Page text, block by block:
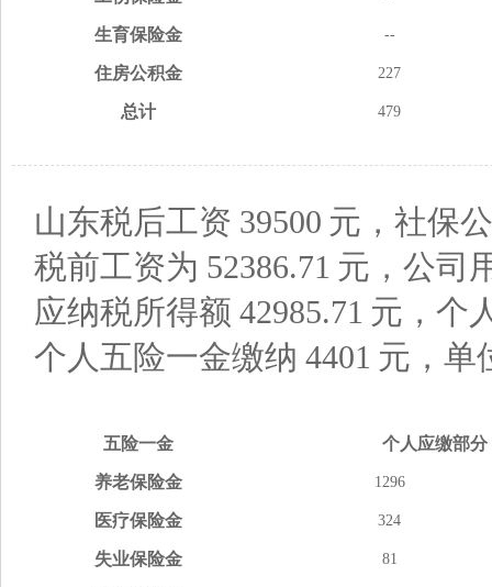
生育保险金 --
住房公积金 227
总计 479
山东税后工资 39500 元，社保
税前工资为 52386.71 元，公司
应纳税所得额 42985.71 元，个
个人五险一金缴纳 4401 元，单
五险一金 个人应缴部分
养老保险金 1296
医疗保险金 324
失业保险金 81